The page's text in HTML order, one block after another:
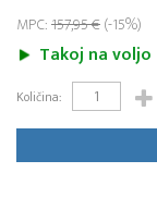
MPC:157,95 €(-15%)
Takoj na voljo
Količina: